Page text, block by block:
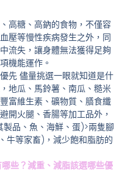
高糖、高鈉的食物，不僅容
壓等慢性疾病發生之外，同
流失，讓身體無法獲得足夠
機能運作。
先 儘量挑選一眼就知道是什
地瓜、馬鈴薯、南瓜、糙米
富維生素、礦物質、膳食纖
開火腿、香腸等加工品外，
品、魚、海鮮、蛋)>兩隻腳
牛等家畜)，減少飽和脂肪的
些？減重、減脂該選哪些優